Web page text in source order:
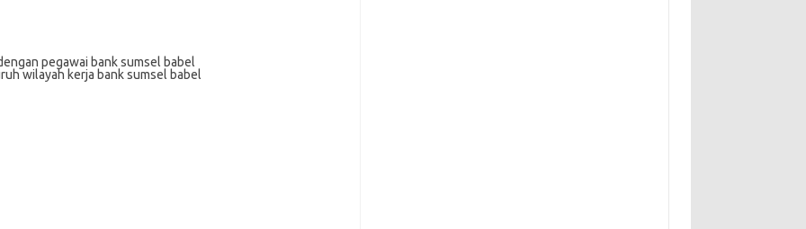
pegawai bank sumsel babel
wilayah kerja bank sumsel babel